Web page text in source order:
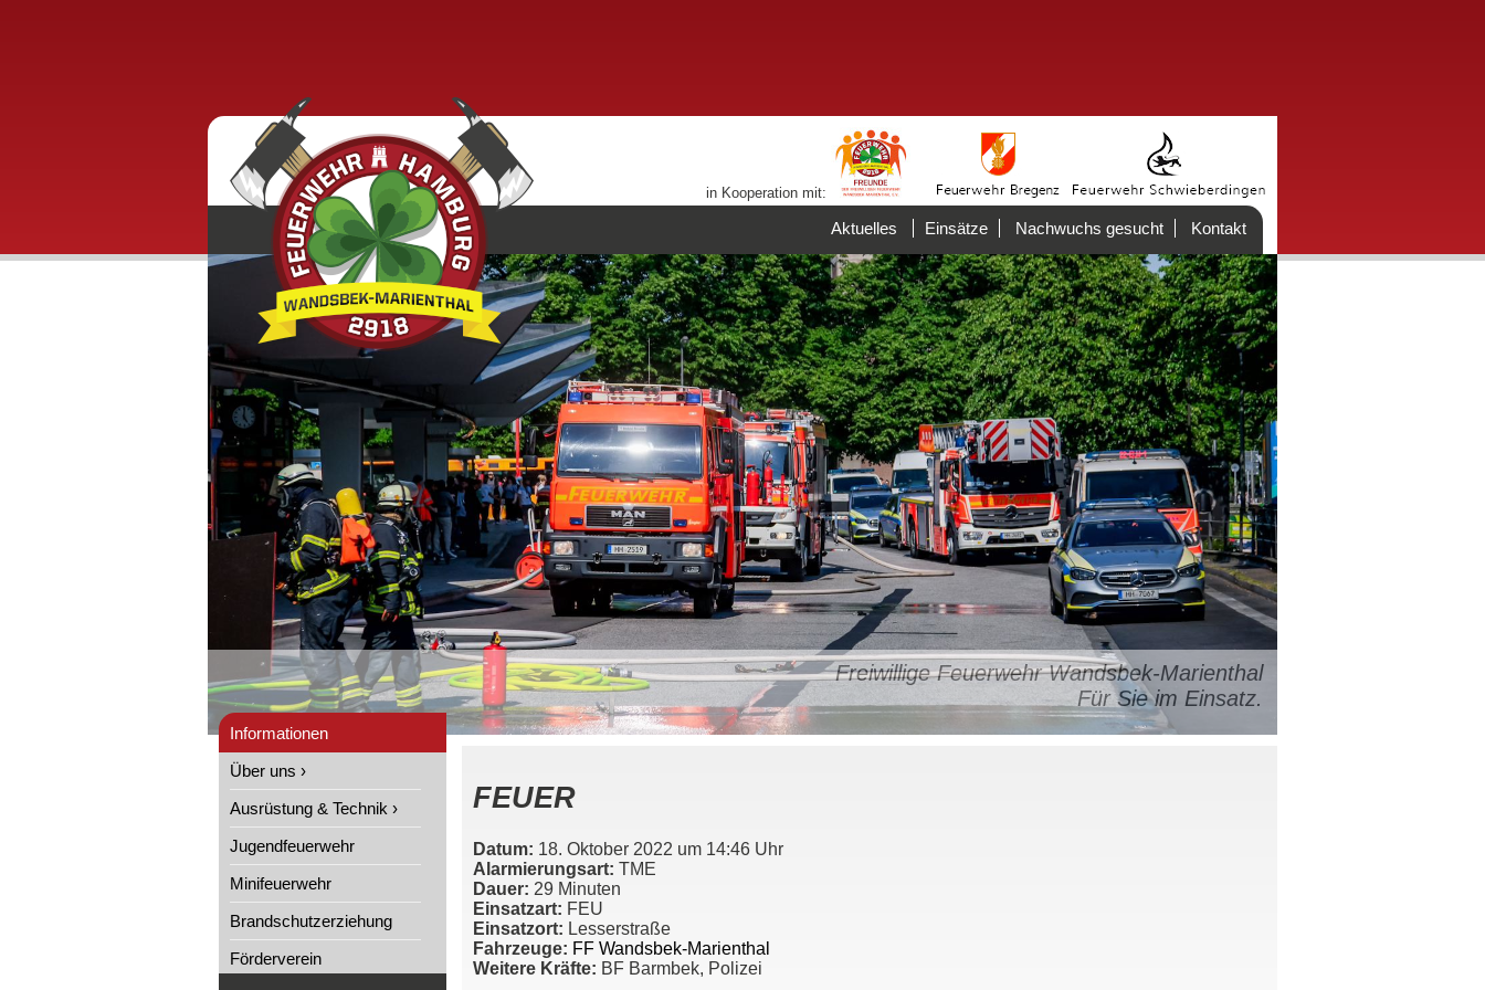
in Kooperation mit:
Aktuelles Einsätze Nachwuchs gesucht Kontakt
Freiwillige Feuerwehr Wandsbek-Marienthal
Für Sie im Einsatz.
Informationen
Über uns ›
Ausrüstung & Technik ›
Jugendfeuerwehr
Minifeuerwehr
Brandschutzerziehung
Förderverein
FEUER
Datum: 18. Oktober 2022 um 14:46 Uhr
Alarmierungsart: TME
Dauer: 29 Minuten
Einsatzart: FEU
Einsatzort: Lesserstraße
Fahrzeuge: FF Wandsbek-Marienthal
Weitere Kräfte: BF Barmbek, Polizei